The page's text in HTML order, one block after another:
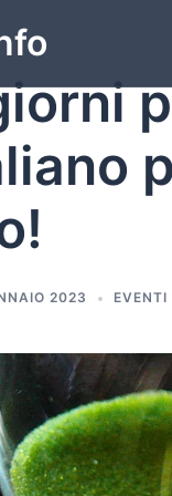
2023